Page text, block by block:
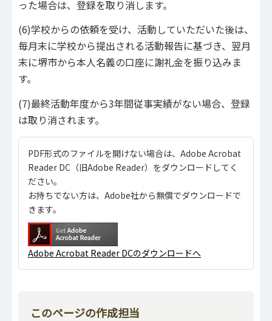
った場合は、登録を取り消します。
(6)学校からの依頼を受け、活動していただいた後は、
毎月末に学校から提出される活動報告に基づき、翌月
末に堺市から本人名義の口座に謝礼金を振り込みま
す。
(7)最終活動年度から3年間従事実績がない場合、登録
は取り消されます。
PDF形式のファイルを開けない場合は、Adobe Acrobat
Reader DC（旧Adobe Reader）をダウンロードしてく
ださい。
お持ちでない方は、Adobe社から無償でダウンロードで
きます。
Adobe Acrobat Reader DCのダウンロードへ
このページの作成担当